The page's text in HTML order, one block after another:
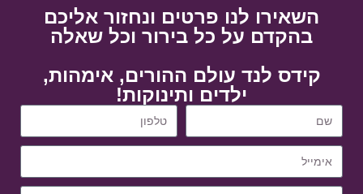
השאירו לנו פרטים ונחזור אליכם
בהקדם על כל בירור וכל שאלה
קידס לנד עולם ההורים, אימהות,
ילדים ותינוקות!